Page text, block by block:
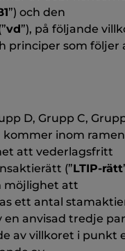
”) och den
vd”), på följande
principer som följer
D, Grupp C,
kommer inom ramen
att vederlagsfritt
(”LTIP-rätt
möjlighet att
ett antal
en anvisad tredje
av villkoret i punkt